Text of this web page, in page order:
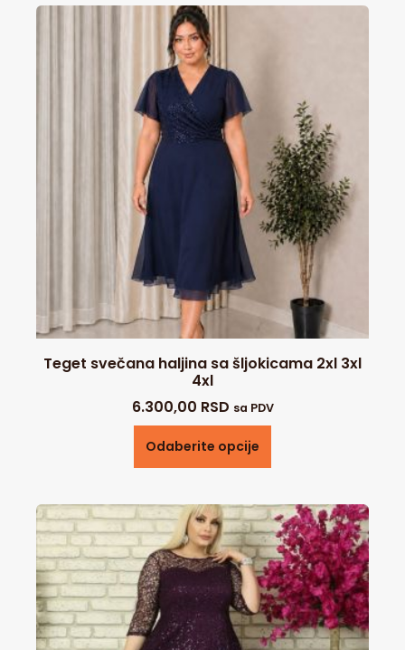
Teget svečana haljina sa šljokicama 2xl 3xl
4xl
6.300,00 RSD sa PDV
Odaberite opcije